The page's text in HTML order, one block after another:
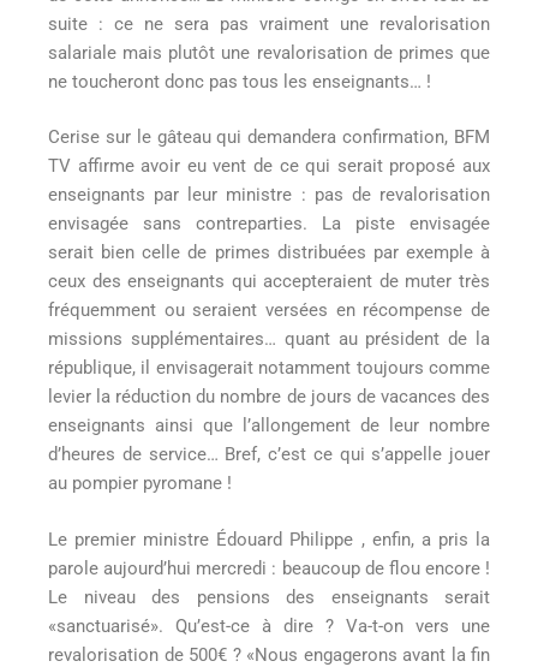
suite : ce ne sera pas vraiment une revalorisation
salariale mais plutôt une revalorisation de primes que
ne toucheront donc pas tous les enseignants… !
Cerise sur le gâteau qui demandera confirmation, BFM
TV affirme avoir eu vent de ce qui serait proposé aux
enseignants par leur ministre : pas de revalorisation
envisagée sans contreparties. La piste envisagée
serait bien celle de primes distribuées par exemple à
ceux des enseignants qui accepteraient de muter très
fréquemment ou seraient versées en récompense de
missions supplémentaires… quant au président de la
république, il envisagerait notamment toujours comme
levier la réduction du nombre de jours de vacances des
enseignants ainsi que l’allongement de leur nombre
d’heures de service… Bref, c’est ce qui s’appelle jouer
au pompier pyromane !
Le premier ministre Édouard Philippe , enfin, a pris la
parole aujourd’hui mercredi : beaucoup de flou encore !
Le niveau des pensions des enseignants serait
«sanctuarisé». Qu’est-ce à dire ? Va-t-on vers une
revalorisation de 500€ ? «Nous engagerons avant la fin